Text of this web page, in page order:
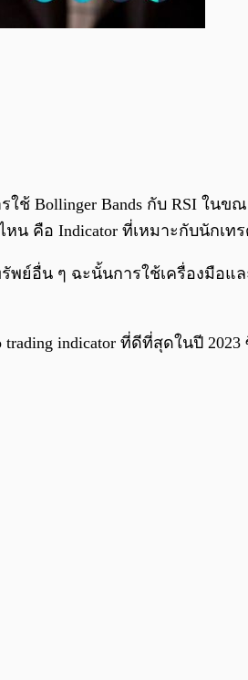
ใช้ Bollinger Bands กับ RSI ใ
น คือ Indicator ที่เหมาะกับนักเท
ย์อื่น ๆ ฉะนั้นการใช้เครื่องมือแ
indicator ที่ดีที่สุดในปี